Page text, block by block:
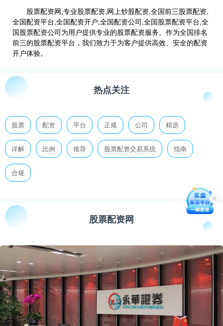
股票配资网,专业股票配资,网上炒股配资,全国前三股票配资,
全国配资平台,全国配资开户,全国配资公司,全国股票配资平台,全
国股票配资公司为用户提供专业的股票配资服务。作为全国排名
前三的股票配资平台，我们致力于为客户提供高效、安全的配资
开户体验。
热点关注
股票 配资 平台 正规 公司 精选
详解 比例 推荐 股票配资交易系统 指南
合规
股票配资网